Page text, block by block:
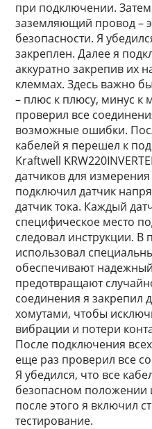
при подключении.
заземляющий провод –
безопасности. Я
закреплен. Далее я
аккуратно закрепив их
клеммах. Здесь важно
– плюс к плюсу, минус к
проверил все
возможные ошибки.
кабелей я перешел к
Kraftwell
датчиков для
подключил датчик
датчик тока. Каждый
специфическое место
следовал инструкции.
использовал
обеспечивают надежный
предотвращают
соединения я закрепил
хомутами, чтобы
вибрации и потери
После подключения
еще раз проверил все
Я убедился, что все
безопасном положении
после этого я включил
тестирование.